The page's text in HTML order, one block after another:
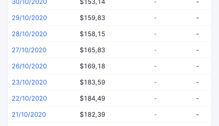
29/10/2020 $159,83 - -
28/10/2020 $158,15 - -
27/10/2020 $165,83 - -
26/10/2020 $169,18 - -
23/10/2020 $183,59 - -
22/10/2020 $184,49 - -
21/10/2020 $182,39 - -